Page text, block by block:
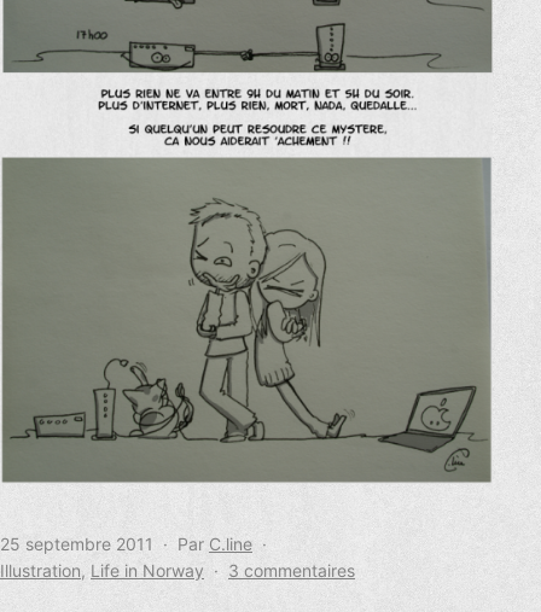
Publié
le
25 septembre 2011 Par C.line
Catégorisé
Illustration, Life in Norway 3 commentairessur
Mystère